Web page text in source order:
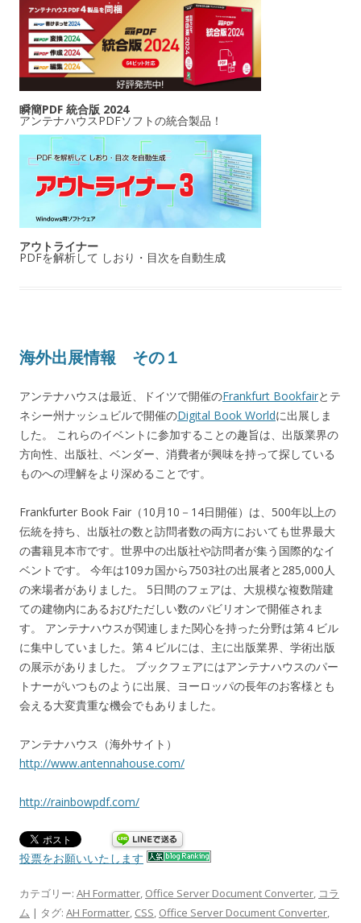
瞬簡PDF 統合版 2024
アンテナハウスPDFソフトの統合製品！
アウトライナー
PDFを解析して しおり・目次を自動生成
海外出展情報 その１
アンテナハウスは最近、ドイツで開催のFrankfurt Bookfairとテ
ネシー州ナッシュビルで開催のDigital Book Worldに出展しま
した。 これらのイベントに参加することの趣旨は、出版業界の
方向性、出版社、ベンダー、消費者が興味を持って探している
ものへの理解をより深めることです。
Frankfurter Book Fair（10月10－14日開催）は、500年以上の
伝統を持ち、出版社の数と訪問者数の両方においても世界最大
の書籍見本市です。世界中の出版社や訪問者が集う国際的なイ
ベントです。 今年は109カ国から7503社の出展者と285,000人
の来場者がありました。 5日間のフェアは、大規模な複数階建
ての建物内にあるおびただしい数のパビリオンで開催されま
す。 アンテナハウスが関連しまた関心を持った分野は第４ビル
に集中していました。第４ビルには、主に出版業界、学術出版
の展示がありました。 ブックフェアにはアンテナハウスのパー
トナーがいつものように出展、ヨーロッパの長年のお客様とも
会える大変貴重な機会でもありました。
アンテナハウス（海外サイト）
http://www.antennahouse.com/
http://rainbowpdf.com/
投票をお願いいたします
カテゴリー: AH Formatter, Office Server Document Converter, コラ
ム | タグ: AH Formatter, CSS, Office Server Document Converter,